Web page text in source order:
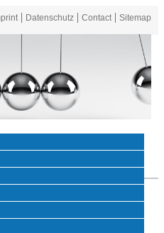
Datenschutz Contact Sitemap